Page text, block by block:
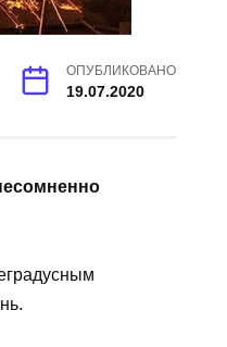
ОПУБЛИКОВАНО
19.07.2020